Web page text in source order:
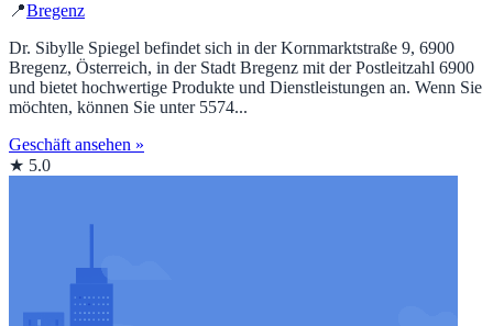
📍Bregenz
Dr. Sibylle Spiegel befindet sich in der Kornmarktstraße 9, 6900
Bregenz, Österreich, in der Stadt Bregenz mit der Postleitzahl 6900
und bietet hochwertige Produkte und Dienstleistungen an. Wenn Sie
möchten, können Sie unter 5574...
Geschäft ansehen »
★ 5.0